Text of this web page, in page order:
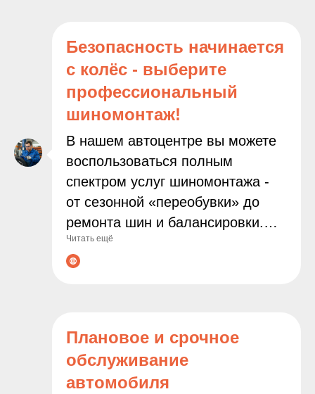
Безопасность начинается
с колёс - выберите
профессиональный
шиномонтаж!
В нашем автоцентре вы можете
воспользоваться полным
спектром услуг шиномонтажа -
от сезонной «переобувки» до
ремонта шин и балансировки.
Мы используем современное
оборудование и работаем только
безопасность результата.
Доверяя нам заботу о колёсах
вашего автомобиля, вы можете
Читать ещё
Плановое и срочное
обслуживание
автомобиля